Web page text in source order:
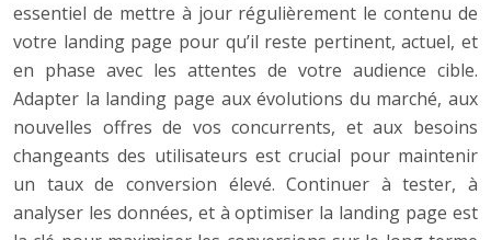
essentiel de mettre à jour régulièrement le contenu de
votre landing page pour qu’il reste pertinent, actuel, et
en phase avec les attentes de votre audience cible.
Adapter la landing page aux évolutions du marché, aux
nouvelles offres de vos concurrents, et aux besoins
changeants des utilisateurs est crucial pour maintenir
un taux de conversion élevé. Continuer à tester, à
analyser les données, et à optimiser la landing page est